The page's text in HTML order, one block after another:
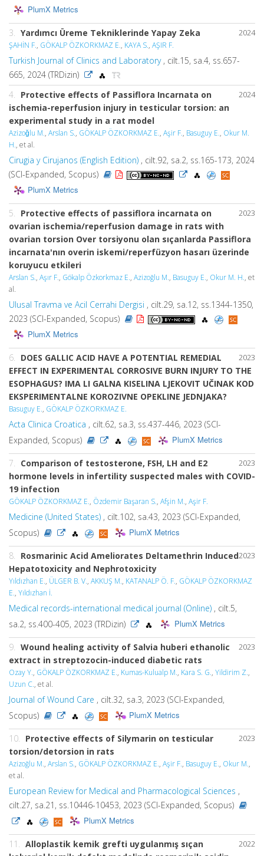
PlumX Metrics
2024
3. Yardımcı Üreme Tekniklerinde Yapay Zeka
ŞAHİN F., GÖKALP ÖZKORKMAZ E., KAYA S., AŞIR F.
Turkish Journal of Clinics and Laboratory, cilt.15, sa.4, ss.657-
665, 2024 (TRDizin)
2024
4. Protective effects of Passiflora Incarnata on
ischemia-reperfusion injury in testicular torsion: an
experimental study in a rat model
Azizoǧlu M., Arslan S., GÖKALP ÖZKORKMAZ E., Aşir F., Basuguy E., Okur M.
H., et al.
Cirugia y Cirujanos (English Edition) , cilt.92, sa.2, ss.165-173, 2024
(SCI-Expanded, Scopus)
PlumX Metrics
2023
5. Protective effects of passiflora incarnata on
ovarian ischemia/reperfusion damage in rats with
ovarian torsion Over torsiyonu olan sıçanlarda Passiflora
incarnata'nın overin iskemi/reperfüzyon hasarı üzerinde
koruyucu etkileri
Arslan S., Aşır F., Gökalp Özkorkmaz E., Azizoğlu M., Basuguy E., Okur M. H., et
al.
Ulusal Travma ve Acil Cerrahi Dergisi , cilt.29, sa.12, ss.1344-1350,
2023 (SCI-Expanded, Scopus)
PlumX Metrics
2023
6. DOES GALLIC ACID HAVE A POTENTIAL REMEDIAL
EFFECT IN EXPERIMENTAL CORROSIVE BURN INJURY TO THE
ESOPHAGUS? IMA LI GALNA KISELINA LJEKOVIT UČINAK KOD
EKSPERIMENTALNE KOROZIVNE OPEKLINE JEDNJAKA?
Basuguy E., GÖKALP ÖZKORKMAZ E.
Acta Clinica Croatica , cilt.62, sa.3, ss.437-446, 2023 (SCI-
Expanded, Scopus)
PlumX Metrics
2023
7. Comparison of testosterone, FSH, LH and E2
hormone levels in infertility suspected males with COVID-
19 infection
GÖKALP ÖZKORKMAZ E., Özdemir Başaran S., Afşin M., Aşir F.
Medicine (United States) , cilt.102, sa.43, 2023 (SCI-Expanded,
Scopus)
PlumX Metrics
2023
8. Rosmarinic Acid Ameliorates Deltamethrin Induced
Hepatotoxicity and Nephrotoxicity
Yıldızhan E., ÜLGER B. V., AKKUŞ M., KATANALP Ö. F., GÖKALP ÖZKORKMAZ
E., Yıldızhan İ.
Medical records-international medical journal (Online) , cilt.5,
sa.2, ss.400-405, 2023 (TRDizin)
PlumX Metrics
2023
9. Wound healing activity of Salvia huberi ethanolic
extract in streptozocin-induced diabetic rats
Ozay Y., GÖKALP ÖZKORKMAZ E., Kumas-Kulualp M., Kara S. G., Yildirim Z.,
Uzun C., et al.
Journal of Wound Care , cilt.32, sa.3, 2023 (SCI-Expanded,
Scopus)
PlumX Metrics
2023
10. Protective effects of Silymarin on testicular
torsion/detorsion in rats
Azizoğlu M., Arslan S., GÖKALP ÖZKORKMAZ E., Aşir F., Basuguy E., Okur M.,
et al.
European Review for Medical and Pharmacological Sciences ,
cilt.27, sa.21, ss.10446-10453, 2023 (SCI-Expanded, Scopus)
PlumX Metrics
2022
11. Alloplastik kemik grefti uygulanmış sıçan